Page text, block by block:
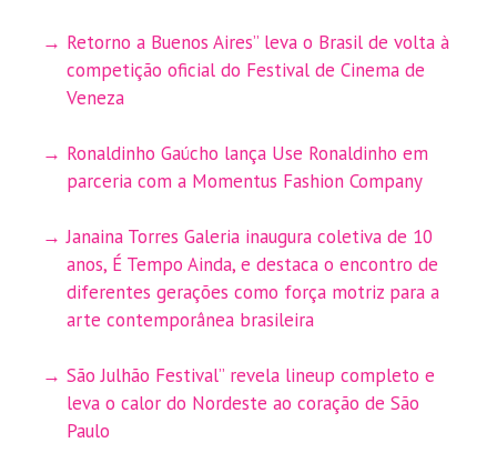
Retorno a Buenos Aires” leva o Brasil de volta à
competição oficial do Festival de Cinema de
Veneza
Ronaldinho Gaúcho lança Use Ronaldinho em
parceria com a Momentus Fashion Company
Janaina Torres Galeria inaugura coletiva de 10
anos, É Tempo Ainda, e destaca o encontro de
diferentes gerações como força motriz para a
arte contemporânea brasileira
São Julhão Festival” revela lineup completo e
leva o calor do Nordeste ao coração de São
Paulo